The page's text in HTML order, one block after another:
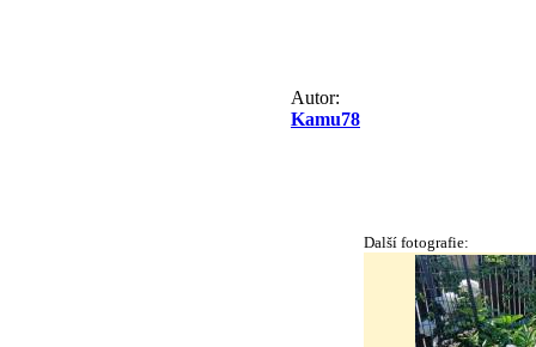
Autor:
Kamu78
Další fotografie: